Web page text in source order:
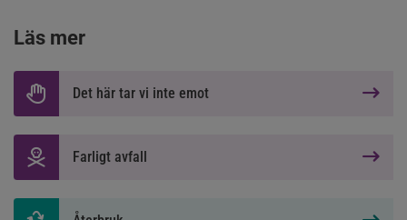
Läs mer
Det här tar vi inte emot
Farligt avfall